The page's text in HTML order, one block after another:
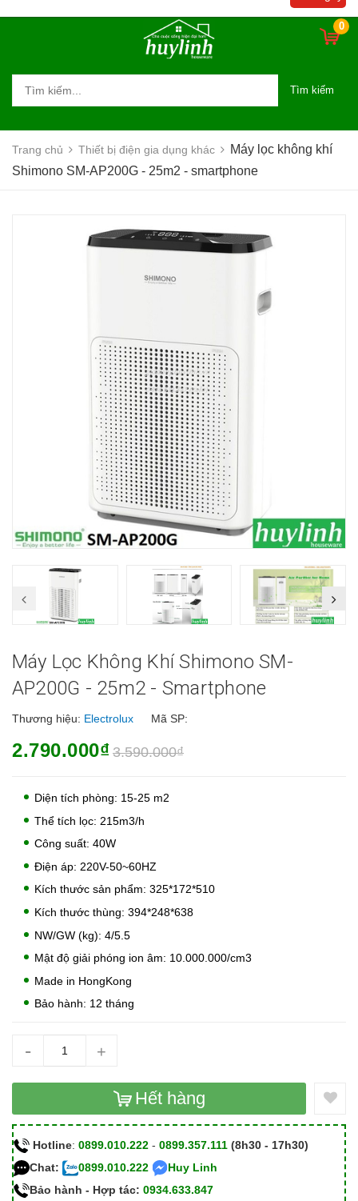
0
Tìm kiếm
Trang chủ Thiết bị điện gia dụng khác
Máy lọc không khí
Shimono SM-AP200G - 25m2 - smartphone
Máy Lọc Không Khí Shimono SM-
AP200G - 25m2 - Smartphone
Thương hiệu: Electrolux Mã SP:
2.790.000₫ 3.590.000₫
Diện tích phòng: 15-25 m2
Thể tích lọc: 215m3/h
Công suất: 40W
Điện áp: 220V-50~60HZ
Kích thước sản phẩm: 325*172*510
Kích thước thùng: 394*248*638
NW/GW (kg): 4/5.5
Mật độ giải phóng ion âm: 10.000.000/cm3
Made in HongKong
Bảo hành: 12 tháng
- +
Hết hàng
Hotline: 0899.010.222 - 0899.357.111 (8h30 - 17h30)
Chat:
0899.010.222
Huy Linh
Bảo hành - Hợp tác: 0934.633.847